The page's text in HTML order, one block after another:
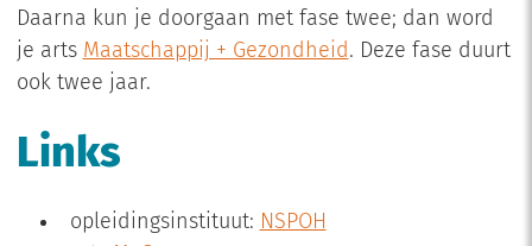
Daarna kun je doorgaan met fase twee; dan word
je arts Maatschappij + Gezondheid . Deze fase duurt
ook twee jaar.
Links
opleidingsinstituut: NSPOH